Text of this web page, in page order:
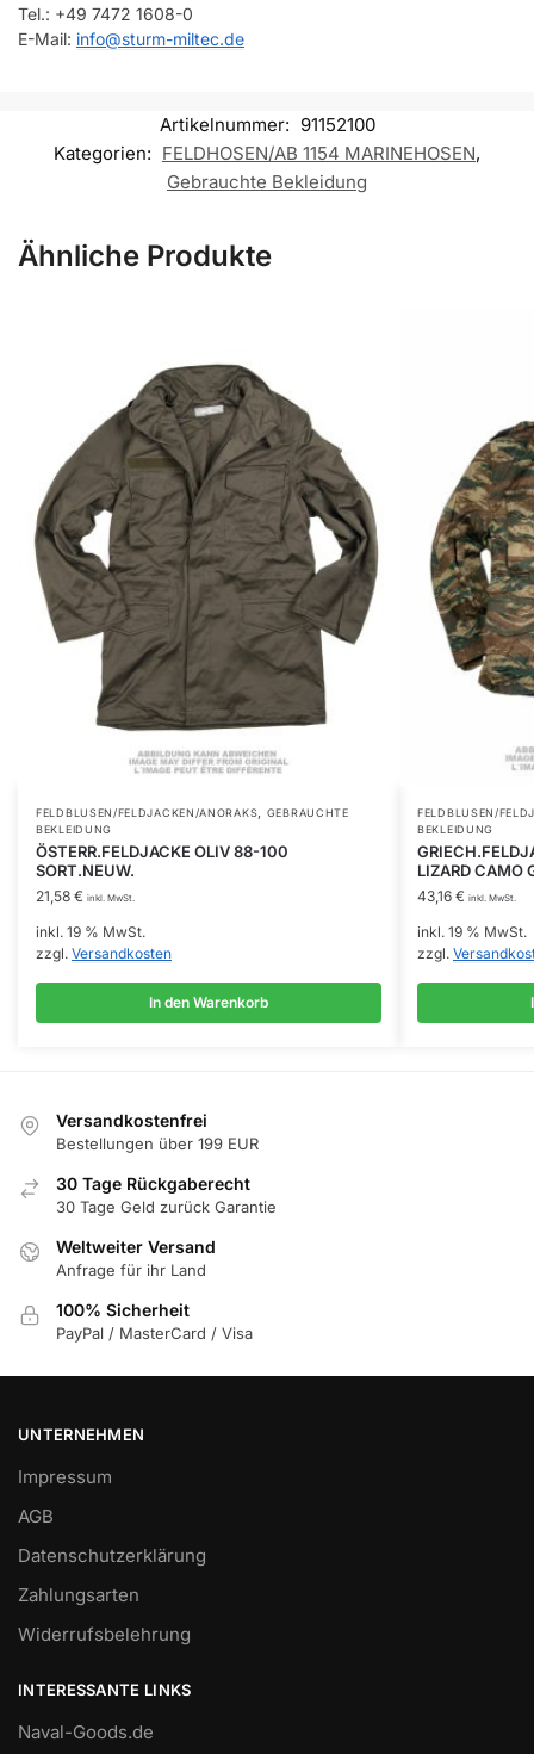
Tel.: +49 7472 1608-0
E-Mail: info@sturm-miltec.de
Artikelnummer: 91152100
Kategorien: FELDHOSEN/AB 1154 MARINEHOSEN,
Gebrauchte Bekleidung
Ähnliche Produkte
FELDBLUSEN/FELDJACKEN/ANORAKS, GEBRAUCHTE
BEKLEIDUNG
ÖSTERR.FELDJACKE OLIV 88-100
SORT.NEUW.
21,58 € inkl. MwSt.
inkl. 19 % MwSt.
zzgl. Versandkosten
In den Warenkorb
FELDBLUSEN/
BEKLEIDUNG
LIZARD CAMO
43,16 € inkl. MwSt.
inkl. 19 % MwSt.
zzgl.
Versandkostenfrei
Bestellungen über 199 EUR
30 Tage Rückgaberecht
30 Tage Geld zurück Garantie
Weltweiter Versand
Anfrage für ihr Land
100% Sicherheit
PayPal / MasterCard / Visa
UNTERNEHMEN
Impressum
AGB
Datenschutzerklärung
Zahlungsarten
Widerrufsbelehrung
INTERESSANTE LINKS
Naval-Goods.de